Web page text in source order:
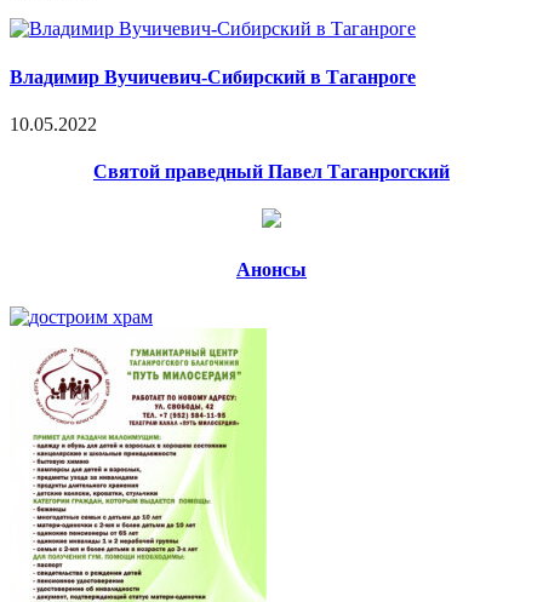
Владимир Вучичевич-Сибирский в Таганроге
10.05.2022
Святой праведный Павел Таганрогский
Анонсы